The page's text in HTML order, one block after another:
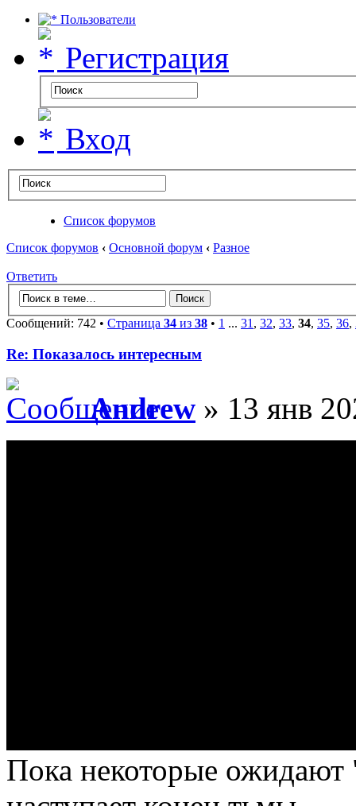
Пользователи
Регистрация
Вход
Список форумов
Список форумов ‹ Основной форум ‹ Разное
Ответить
Сообщений: 742 • Страница 34 из 38 • 1 ... 31 , 32, 33, 34, 35, 36,
Re: Показалось интересным
Andrew » 13 янв
Пока некоторые ожидают